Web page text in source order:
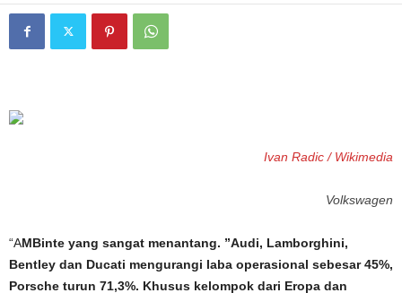
Ivan Radic / Wikimedia
Volkswagen
“AMBinte yang sangat menantang. ”Audi, Lamborghini,
Bentley dan Ducati mengurangi laba operasional sebesar 45%,
Porsche turun 71,3%. Khusus kelompok dari Eropa dan